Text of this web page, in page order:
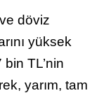
döviz
yüksek
TL’nin
yarım, tam